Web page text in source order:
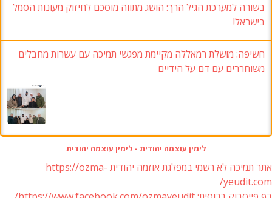
בשורה למערכת הגיל הרך: הושג מתווה מוסכם לחיזוק מעונות הסמל
בישראל!
חשיפה: מושלת רמאללה מקיימת מפגשי תמיכה עם עשרות מחבלים
משוחררים עם דם על הידיים
לימין עוצמה יהודית - לימין עוצמה יהודית
אתר תמיכה לא רשמי במפלגת אוזמה יהודית https://ozma-
yeudit.com/